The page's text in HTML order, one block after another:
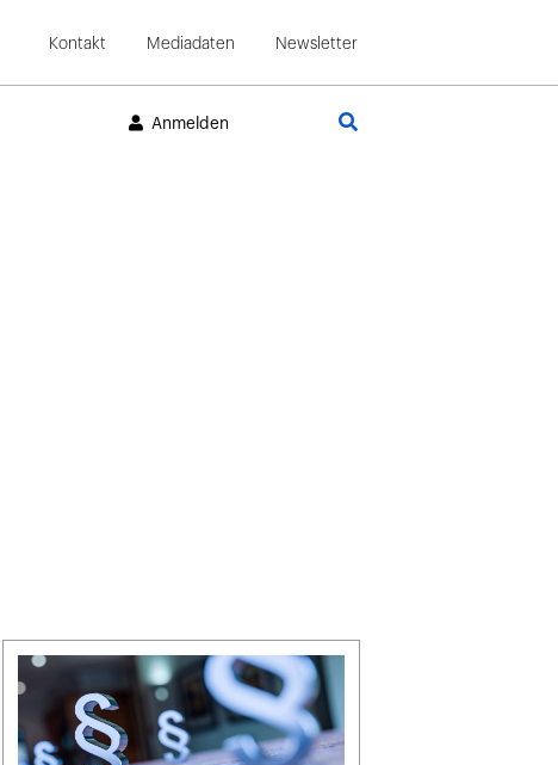
Kontakt Mediadaten Newsletter
Anmelden